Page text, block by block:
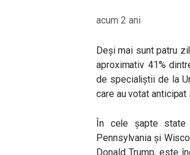
acum 2 ani
Deși mai sunt patru
aproximativ 41%
de specialiștii de la
care au votat
În cele șapte state
Pennsylvania și
Donald Trump, este